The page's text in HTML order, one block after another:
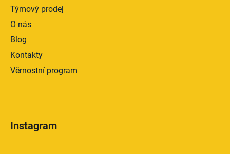
Týmový prodej
O nás
Blog
Kontakty
Věrnostní program
Instagram